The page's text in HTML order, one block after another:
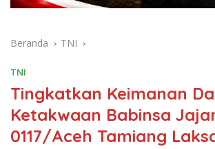
Beranda TNI
TNI
Tingkatkan Keimanan
Ketakwaan Babinsa
0117/Aceh Tamiang